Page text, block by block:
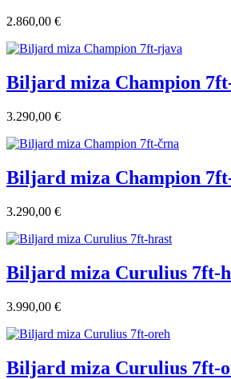
2.860,00 €
Biljard miza Champion
3.290,00 €
Biljard miza Champion
3.290,00 €
Biljard miza Curulius 7ft-
3.990,00 €
Biljard miza Curulius 7ft-